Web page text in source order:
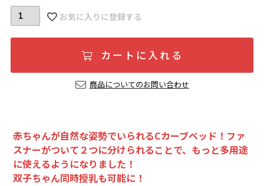
お気に入りに登録する
カートに入れる
商品についてのお問い合わせ
赤ちゃんが自然な姿勢でいられるCカーブベッド！ファ
スナーがついて２つに分けられることで、もっと多用途
に使えるようになりました！
双子ちゃん同時授乳も可能に！